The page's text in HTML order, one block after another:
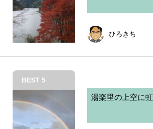
ひろきち
BEST 5
湯楽里の上空に虹